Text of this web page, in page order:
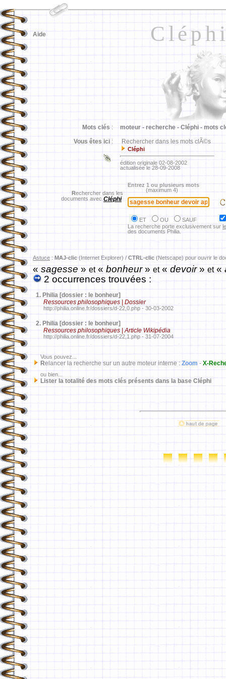
Aide
Mots clés : moteur - recherche - Cléphi - mots
Vous êtes ici : Rechercher dans les mots clÃ©s
Cléphi
édition originale 02-08-2002
actualisée le 28-09-2008
Rechercher dans les
documents avec Cléphi
Entrez 1 ou plusieurs mots
(maximum 4)
ET OU
SAUF
La recherche porte exclusivement sur
des documents Philia.
Astuce : MAJ-clic (Internet Explorer) / CTRL-clic (Netscape) pour ouvrir le
«sagesse » et« bonheur» et« devoir» et«
2 occurrences trouvées :
1. Philia [dossier : le bonheur]
Ressources philosophiques | Dossier
http://philia.online.fr/dossiers/d-22,0.php - 30-03-2002
2. Philia [dossier : le bonheur]
Ressources philosophiques | Article Wikipédia
http://philia.online.fr/dossiers/d-22,1.php - 31-07-2004
Vous pouvez...
Relancer la recherche sur un autre moteur interne : Zoom - X-
ou bien...
Lister la totalité des mots clés présents dans la base Cléphi